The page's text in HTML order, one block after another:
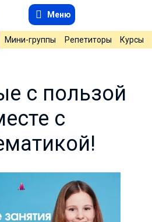
Меню
Мини-группы Репетиторы Курсы
с пользой
с